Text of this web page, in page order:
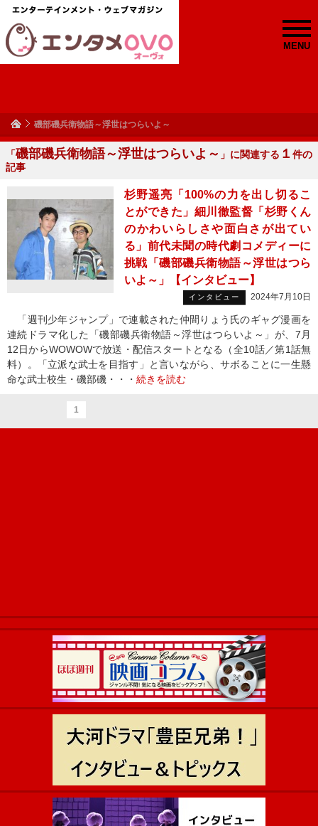
MENU
磯部磯兵衛物語～浮世はつらいよ～
「磯部磯兵衛物語～浮世はつらいよ～ 」に関連する １ 件の
記事
杉野遥亮「100%の力を出し切るこ
とができた」細川徹監督「杉野くん
のかわいらしさや面白さが出てい
る」前代未聞の時代劇コメディーに
挑戦「磯部磯兵衛物語～浮世はつら
いよ～」【インタビュー】
インタビュー 2024年7月10日
「週刊少年ジャンプ」で連載された仲間りょう氏のギャグ漫画を
連続ドラマ化した「磯部磯兵衛物語～浮世はつらいよ～」が、7月
12日からWOWOWで放送・配信スタートとなる（全10話／第1話無
料）。「立派な武士を目指す」と言いながら、サボることに一生懸
命な武士校生・磯部磯・・・ 続きを読む
1